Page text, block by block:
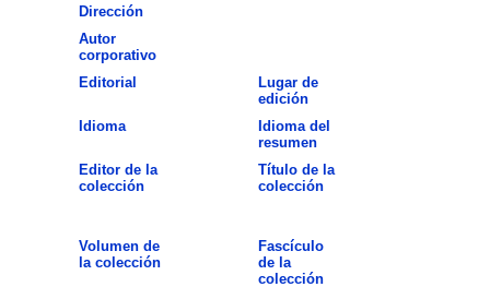
Dirección
Autor
corporativo
Editorial
Lugar de
edición
Idioma
Idioma del
resumen
Editor de la
colección
Título de la
colección
Volumen de
la colección
Fascículo
de la
colección